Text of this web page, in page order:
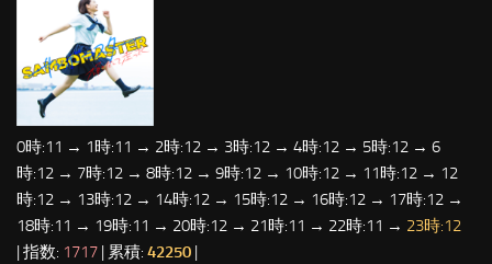
0時:11 → 1時:11 → 2時:12 → 3時:12 → 4時:12 → 5時:12 → 6
時:12 → 7時:12 → 8時:12 → 9時:12 → 10時:12 → 11時:12 → 12
時:12 → 13時:12 → 14時:12 → 15時:12 → 16時:12 → 17時:12 →
18時:11 → 19時:11 → 20時:12 → 21時:11 → 22時:11 → 23時:12
| 指数: 1717 | 累積: 42250 |